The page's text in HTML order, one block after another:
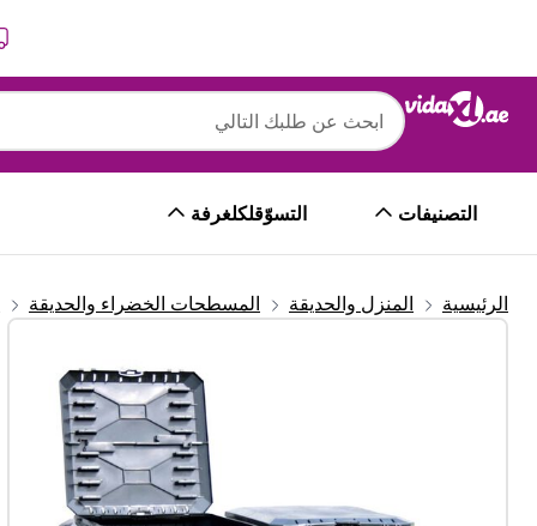
التصنيفات التسوّقلكلغرفة
الرئيسية المنزل والحديقة المسطحات الخضراء والحديقة